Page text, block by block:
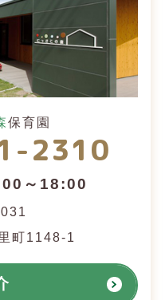
保育園
2310
～18:00
町1148-1